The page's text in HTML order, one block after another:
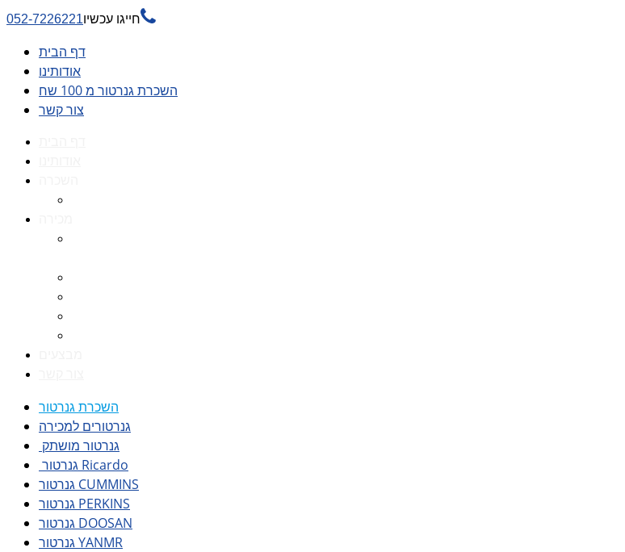
חייגו עכשיו052-7226221 
דף הבית
אודותינו
השכרת גנרטור מ 100 שח
צור קשר
השכרת גנרטור
גנרטורים למכירה
גנרטור מושתק
גנרטור Ricardo
גנרטור CUMMINS
גנרטור PERKINS
גנרטור DOOSAN
גנרטור YANMR